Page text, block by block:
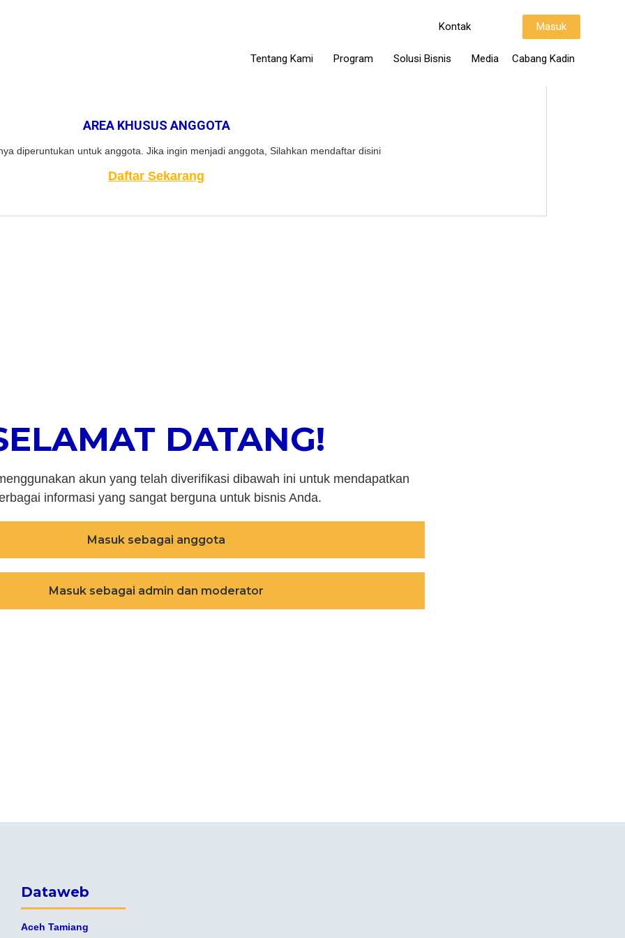
Kontak Masuk
Tentang Kami Program Solusi Bisnis Media Cabang Kadin
AREA KHUSUS ANGGOTA
diperuntukan untuk anggota. Jika ingin menjadi anggota, Silahkan mendaftar disini
Daftar Sekarang
DATANG!
akun yang telah diverifikasi dibawah ini untuk mendapatkan
informasi yang sangat berguna untuk bisnis Anda.
Masuk sebagai anggota
Masuk sebagai admin dan moderator
Dataweb
Aceh Tamiang